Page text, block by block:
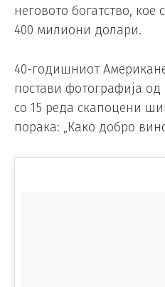
неговото богатство,
400 милиони долари.
40-годишниот
постави фотографија
со 15 реда скапоцени
порака: „Како добро